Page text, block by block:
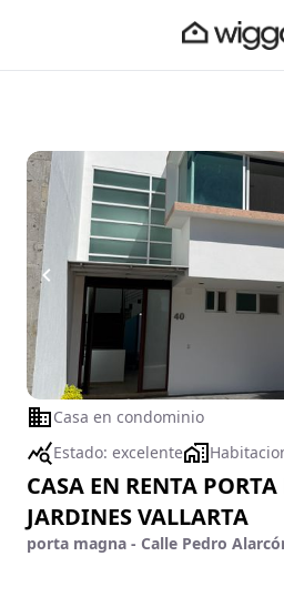
Casa en condominio
Estado: excelente
CASA EN RENTA
JARDINES VALLARTA